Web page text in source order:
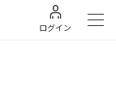
ログイン